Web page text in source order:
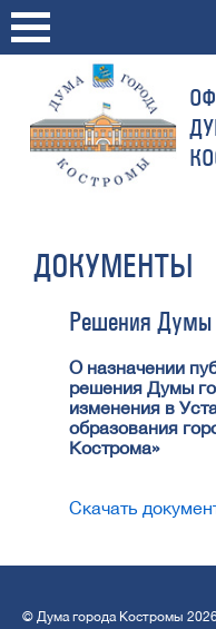
ДОКУМЕНТЫ
Решения Думы
О назначении
решения Думы
изменения в
образования
Кострома»
Скачать
© Дума города Костромы